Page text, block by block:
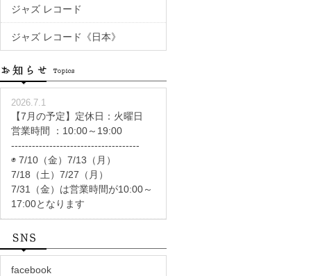
ジャズ レコード
ジャズ レコード《日本》
2026.7.1
【7月の予定】定休日：火曜日
営業時間 ：10:00～19:00
-------------------------------------
◉ 7/10（金）7/13（月）
7/18（土）7/27（月）
7/31（金）は営業時間が10:00～
17:00となります
facebook